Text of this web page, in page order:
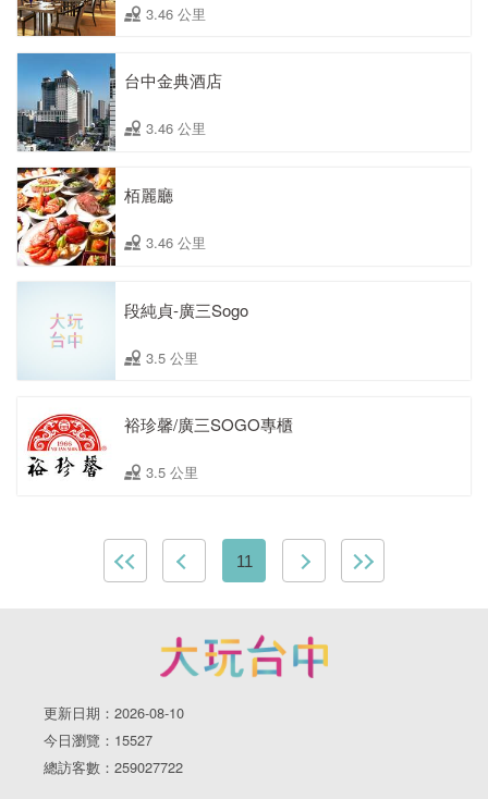
3.46 公里
台中金典酒店
3.46 公里
栢麗廳
3.46 公里
段純貞-廣三Sogo
3.5 公里
裕珍馨/廣三SOGO專櫃
3.5 公里
11
更新日期：2026-08-10
今日瀏覽：15527
總訪客數：259027722